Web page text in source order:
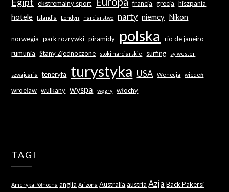
ekstremalny sport francja grecja hiszpania
hotele Islandia Londyn narciarstwo narty niemcy Nikon
norwegia park rozrywki piramidy polska
rio de janeiro
rumunia Stany Zjednoczone stoki narciarskie surfing sylwester
szwajcaria teneryfa turystyka USA Wenecja wiedeń
wrocław wulkany wyspa węgry włochy
TAGI
Ameryka Północna anglia Arizona Australia austria Azja Back Pakersi